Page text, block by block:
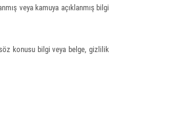
veya kamuya açıklanmış bilgi
konusu bilgi veya belge, gizlilik